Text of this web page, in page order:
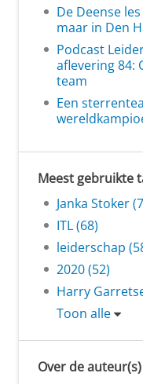
De Deense
maar in Den
Podcast
aflevering 84:
team
Een
Meest gebruikte
Janka Stoker
ITL (68)
leiderschap
2020 (52)
Harry
Toon alle
Over de auteur(s)